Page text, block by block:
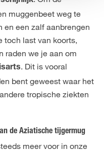
muggenbeet weg te
en een zalf aanbrengen
toch last van koorts,
raden we je aan om
. Dit is vooral
bent geweest waar het
tropische ziekten
de Aziatische tijgermug
meer voor in onze